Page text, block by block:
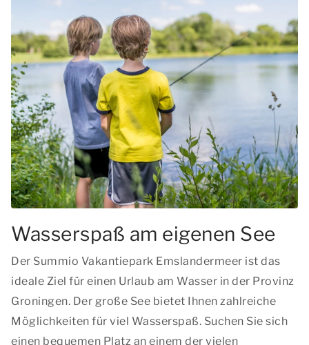
Wasserspaß am eigenen See
Der Summio Vakantiepark Emslandermeer ist das
ideale Ziel für einen Urlaub am Wasser in der Provinz
Groningen. Der große See bietet Ihnen zahlreiche
Möglichkeiten für viel Wasserspaß. Suchen Sie sich
einen bequemen Platz an einem der vielen